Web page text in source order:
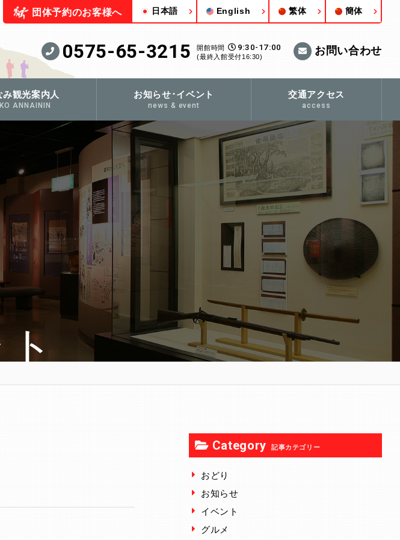
団体予約のお客様へ 日本語 English 繁体 簡体
0575-65-3215 開館時間 9:30-17:00
(最終入館受付16:30) お問い合わせ
み観光案内人
ANNAININ
お知らせ･イベント
news & event
交通アクセス
access
Category 記事カテゴリー
おどり
お知らせ
イベント
グルメ